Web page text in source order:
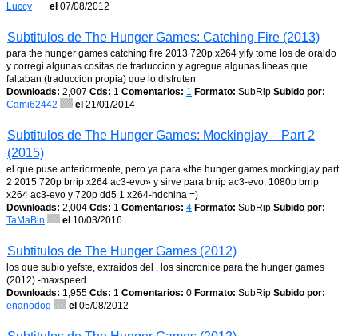
Luccy
el 07/08/2012
Subtitulos de The Hunger Games: Catching Fire (2013)
para the hunger games catching fire 2013 720p x264 yify tome los de oraldo
y corregi algunas cositas de traduccion y agregue algunas lineas que
faltaban (traduccion propia) que lo disfruten
Downloads: 2,007 Cds: 1 Comentarios: 1 Formato: SubRip Subido por:
Cami62442
el 21/01/2014
Subtitulos de The Hunger Games: Mockingjay – Part 2
(2015)
el que puse anteriormente, pero ya para «the hunger games mockingjay part
2 2015 720p brrip x264 ac3-evo» y sirve para brrip ac3-evo, 1080p brrip
x264 ac3-evo y 720p dd5 1 x264-hdchina =)
Downloads: 2,004 Cds: 1 Comentarios: 4 Formato: SubRip Subido por:
TaMaBin
el 10/03/2016
Subtitulos de The Hunger Games (2012)
los que subio yefste, extraidos del , los sincronice para the hunger games
(2012) -maxspeed
Downloads: 1,955 Cds: 1 Comentarios: 0 Formato: SubRip Subido por:
enanodog
el 05/08/2012